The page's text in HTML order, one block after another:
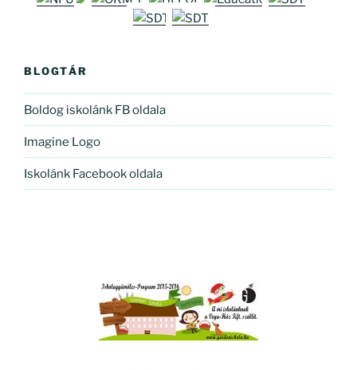
BLOGTÁR
Boldog iskolánk FB oldala
Imagine Logo
Iskolánk Facebook oldala